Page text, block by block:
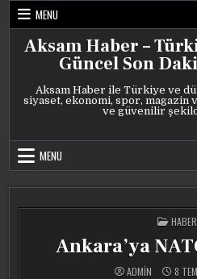
Skip
content
MENU
Aksam Haber –
Güncel Son
Aksam Haber ile Türkiye ve
siyaset, ekonomi, spor, magazin
ve güvenilir
MENU
POSTED
IN
HABER
Ankara’ya
ADMIN 8